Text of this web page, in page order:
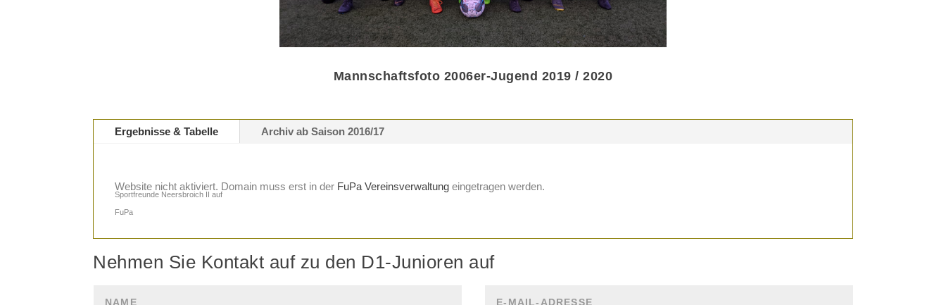
Mannschaftsfoto 2006er-Jugend 2019 / 2020
Ergebnisse & Tabelle Archiv ab Saison 2016/17
Website nicht aktiviert. Domain muss erst in der FuPa Vereinsverwaltung eingetragen werden.
Sportfreunde Neersbroich II auf
FuPa
Nehmen Sie Kontakt auf zu den D1-Junioren auf